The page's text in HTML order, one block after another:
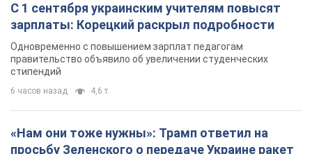
С 1 сентября украинским учителям повысят
зарплаты: Корецкий раскрыл подробности
Одновременно с повышением зарплат педагогам
правительство объявило об увеличении студенческих
стипендий
6 часов назад 4,6 т.
«Нам они тоже нужны»: Трамп ответил на
просьбу Зеленского о передаче Украине ракет